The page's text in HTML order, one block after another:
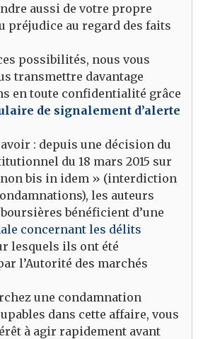
aussi de votre propre
préjudice au regard des faits
possibilités, nous vous
transmettre davantage
en toute confidentialité grâce
de signalement d’alerte
: depuis une décision du
du 18 mars 2015 sur
bis in idem » (interdiction
les auteurs
bénéficient d’une
concernant les délits
lesquels ils ont été
l’Autorité des marchés
une condamnation
dans cette affaire, vous
à agir rapidement avant